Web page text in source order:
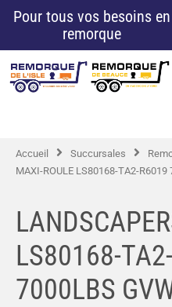
Pour tous vos besoins en
remorque
Accueil Succursales
MAXI-ROULE LS80168-TA2-R6019
LS80168-
7000LBS